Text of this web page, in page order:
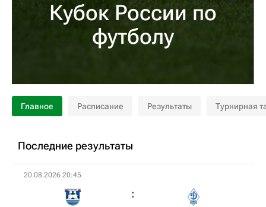
Кубок России по
футболу
Главное Расписание Результаты Турнирная
Последние результаты
20.08.2026 20:45